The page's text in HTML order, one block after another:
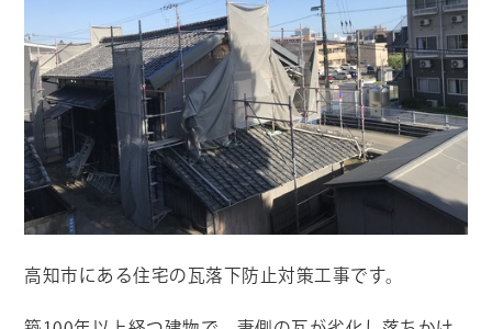
高知市にある住宅の瓦落下防止対策工事です。